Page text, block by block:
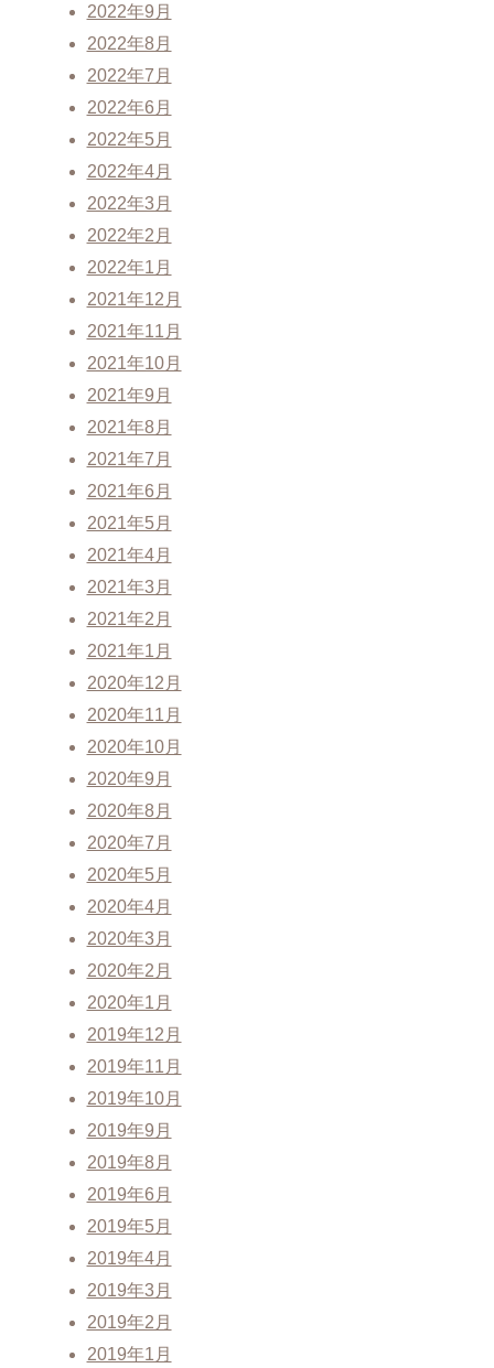
2022年9月
2022年8月
2022年7月
2022年6月
2022年5月
2022年4月
2022年3月
2022年2月
2022年1月
2021年12月
2021年11月
2021年10月
2021年9月
2021年8月
2021年7月
2021年6月
2021年5月
2021年4月
2021年3月
2021年2月
2021年1月
2020年12月
2020年11月
2020年10月
2020年9月
2020年8月
2020年7月
2020年5月
2020年4月
2020年3月
2020年2月
2020年1月
2019年12月
2019年11月
2019年10月
2019年9月
2019年8月
2019年6月
2019年5月
2019年4月
2019年3月
2019年2月
2019年1月